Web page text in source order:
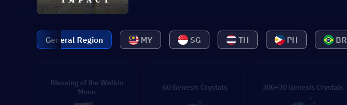
General Region MY SG TH PH BR
Blessing of the Welkin
Moon
60 Genesis Crystals 300+30 Genesis Crystals